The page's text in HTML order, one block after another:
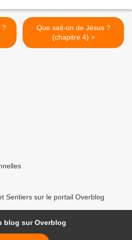
Que sait-on de Jésus ?
(chapitre 4) >
Sentiers sur le portail Overblog
blog sur Overblog